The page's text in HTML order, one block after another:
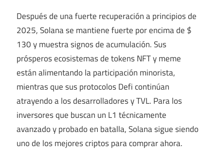
Después de una fuerte recuperación a principios de
2025, Solana se mantiene fuerte por encima de $
130 y muestra signos de acumulación. Sus
prósperos ecosistemas de tokens NFT y meme
están alimentando la participación minorista,
mientras que sus protocolos Defi continúan
atrayendo a los desarrolladores y TVL. Para los
inversores que buscan un L1 técnicamente
avanzado y probado en batalla, Solana sigue siendo
uno de los mejores criptos para comprar ahora.